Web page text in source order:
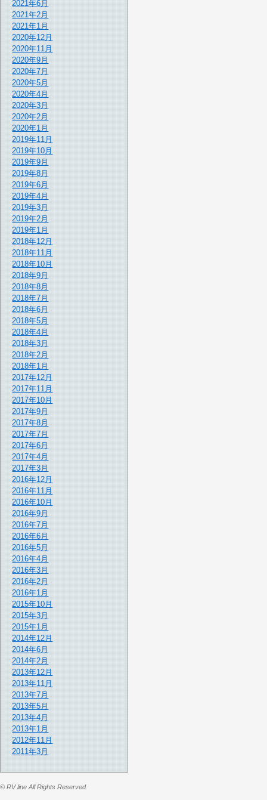
2021年6月
2021年2月
2021年1月
2020年12月
2020年11月
2020年9月
2020年7月
2020年5月
2020年4月
2020年3月
2020年2月
2020年1月
2019年11月
2019年10月
2019年9月
2019年8月
2019年6月
2019年4月
2019年3月
2019年2月
2019年1月
2018年12月
2018年11月
2018年10月
2018年9月
2018年8月
2018年7月
2018年6月
2018年5月
2018年4月
2018年3月
2018年2月
2018年1月
2017年12月
2017年11月
2017年10月
2017年9月
2017年8月
2017年7月
2017年6月
2017年4月
2017年3月
2016年12月
2016年11月
2016年10月
2016年9月
2016年7月
2016年6月
2016年5月
2016年4月
2016年3月
2016年2月
2016年1月
2015年10月
2015年3月
2015年1月
2014年12月
2014年6月
2014年2月
2013年12月
2013年11月
2013年7月
2013年5月
2013年4月
2013年1月
2012年11月
2011年3月
© RV line All Rights Reserved.